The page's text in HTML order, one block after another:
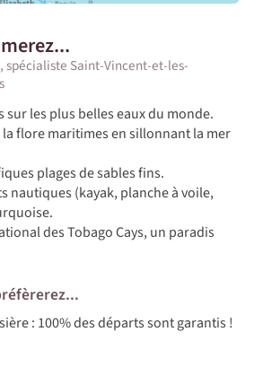
spécialiste Saint-Vincent-et-les-
sur les plus belles eaux du monde.
flore maritimes en sillonnant la mer
plages de sables fins.
nautiques (kayak, planche à voile,
des Tobago Cays, un paradis
: 100% des départs sont garantis !